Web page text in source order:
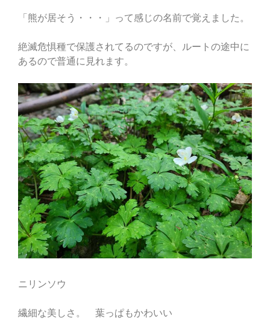
「熊が居そう・・・」って感じの名前で覚えました。
絶滅危惧種で保護されてるのですが、ルートの途中に
あるので普通に見れます。
ニリンソウ
繊細な美しさ。 葉っぱもかわいい